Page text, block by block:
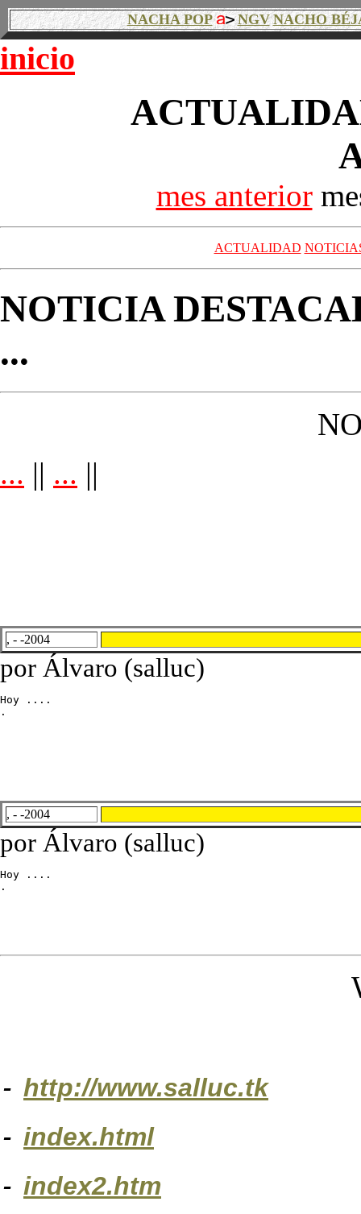
NACHA POP NGV NACHO
inicio
mes anterior
ACTUALIDAD
NOTICIA
...
... || ... ||
, - -2004
por Álvaro (salluc)
Hoy ....
.
, - -2004
por Álvaro (salluc)
Hoy ....
.
- http://www.salluc.tk
- index.html
- index2.htm